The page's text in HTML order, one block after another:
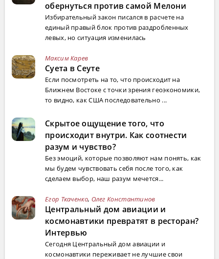
обернуться против самой Мелони
Избирательный закон писался в расчете на
единый правый блок против раздробленных
левых, но ситуация изменилась
Максим Карев
Суета в Сеуте
Если посмотреть на то, что происходит на
Ближнем Востоке с точки зрения геоэкономики,
то видно, как США последовательно ...
Скрытое ощущение того, что
происходит внутри. Как соотнести
разум и чувство?
Без эмоций, которые позволяют нам понять, как
мы будем чувствовать себя после того, как
сделаем выбор, наш разум мечется...
Егор Ткаченко, Олег Константинов
Центральный дом авиации и
космонавтики превратят в ресторан?
Интервью
Сегодня Центральный дом авиации и
космонавтики переживает не лучшие свои